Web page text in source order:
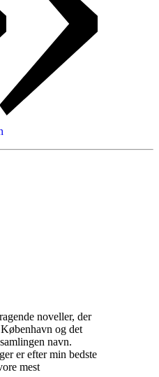
noveller, der
og det
navn.
er efter min bedste
mest